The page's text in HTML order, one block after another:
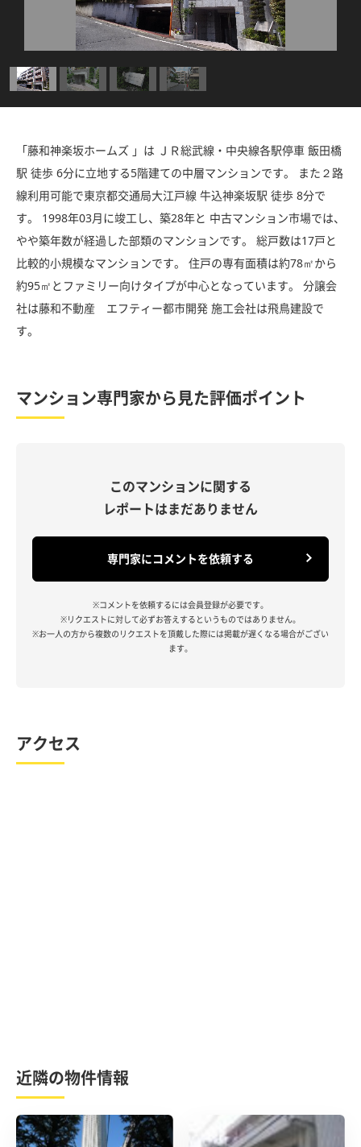
「藤和神楽坂ホームズ 」は ＪＲ総武線・中央線各駅停車 飯田橋
駅 徒歩 6分に立地する5階建ての中層マンションです。 また２路
線利用可能で東京都交通局大江戸線 牛込神楽坂駅 徒歩 8分で
す。 1998年03月に竣工し、築28年と 中古マンション市場では、
やや築年数が経過した部類のマンションです。 総戸数は17戸と
比較的小規模なマンションです。 住戸の専有面積は約78㎡から
約95㎡とファミリー向けタイプが中心となっています。 分譲会
社は藤和不動産 エフティー都市開発 施工会社は飛鳥建設で
す。
マンション専門家から見た評価ポイント
このマンションに関する
レポートはまだありません
専門家にコメントを依頼する
※コメントを依頼するには会員登録が必要です。
※リクエストに対して必ずお答えするというものではありません。
※お一人の方から複数のリクエストを頂戴した際には掲載が遅くなる場合がござい
ます。
アクセス
近隣の物件情報